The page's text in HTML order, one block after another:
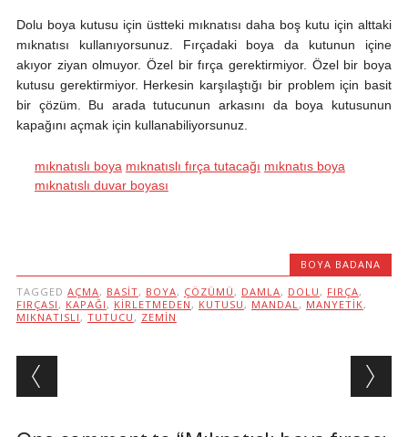
Dolu boya kutusu için üstteki mıknatısı daha boş kutu için alttaki
mıknatısı kullanıyorsunuz. Fırçadaki boya da kutunun içine
akıyor ziyan olmuyor. Özel bir fırça gerektirmiyor. Özel bir boya
kutusu gerektirmiyor. Herkesin karşılaştığı bir problem için basit
bir çözüm. Bu arada tutucunun arkasını da boya kutusunun
kapağını açmak için kullanabiliyorsunuz.
mıknatıslı boya mıknatıslı fırça tutacağı mıknatıs boya
mıknatıslı duvar boyası
BOYA BADANA
TAGGED AÇMA, BASIT, BOYA, ÇÖZÜMÜ , DAMLA, DOLU , FIRÇA,
FIRÇASI , KAPAĞI , KIRLETMEDEN , KUTUSU , MANDAL, MANYETIK,
MIKNATISLI , TUTUCU , ZEMIN
Post navigation